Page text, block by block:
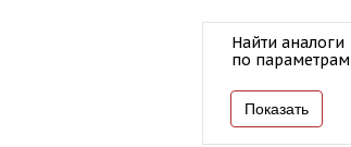
Найти аналоги
по параметрам